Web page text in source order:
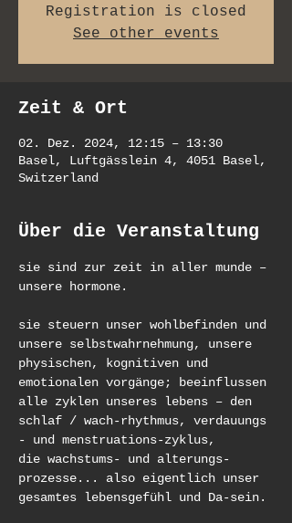
Registration is closed
See other events
Zeit & Ort
02. Dez. 2024, 12:15 – 13:30
Basel, Luftgässlein 4, 4051 Basel,
Switzerland
Über die Veranstaltung
sie sind zur zeit in aller munde –
unsere hormone.
sie steuern unser wohlbefinden und
unsere selbstwahrnehmung, unsere
physischen, kognitiven und
emotionalen vorgänge; beeinflussen
alle zyklen unseres lebens – den
schlaf / wach-rhythmus, verdauungs
- und menstruations-zyklus,
die wachstums- und alterungs-
prozesse... also eigentlich unser
gesamtes lebensgefühl und Da-sein.